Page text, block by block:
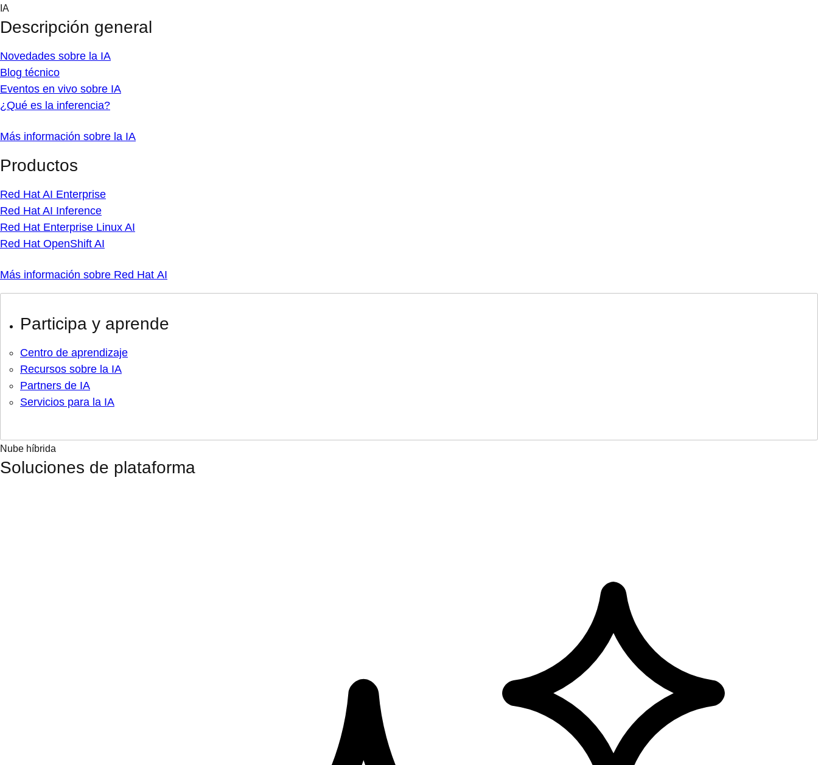
Skip
content
IA
Descripción general
Novedades sobre la IA
Blog técnico
Eventos en vivo sobre IA
¿Qué es la inferencia?
Más información sobre la IA
Productos
Red Hat AI Enterprise
Red Hat AI Inference
Red Hat Enterprise Linux AI
Red Hat OpenShift AI
Más información sobre Red Hat AI
Participa y aprende
Centro de aprendizaje
Recursos sobre la IA
Partners de IA
Servicios para la IA
Nube híbrida
Soluciones de plataforma